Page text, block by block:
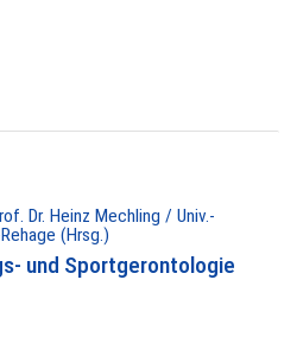
Dr. Heinz Mechling / Univ.-
(Hrsg.)
und Sportgerontologie